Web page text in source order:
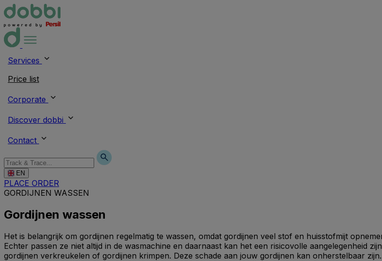
Services
Price list
Corporate
Discover dobbi
Contact
EN
PLACE ORDER
GORDIJNEN WASSEN
Gordijnen wassen
Het is belangrijk om gordijnen regelmatig te wassen, omdat gordijnen veel stof en huisstofmijt
Echter passen ze niet altijd in de wasmachine en daarnaast kan het een risicovolle aangelegenheid
gordijnen verkreukelen of gordijnen krimpen. Deze schade aan jouw gordijnen kan onherstelbaar zijn.